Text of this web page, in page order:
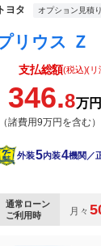
トヨタ オプション見積り
支払総額(税込)(リ
346.8万円
（諸費用9万円を含む）
外装5内装4機関／
通常ローン
ご利用時
月々